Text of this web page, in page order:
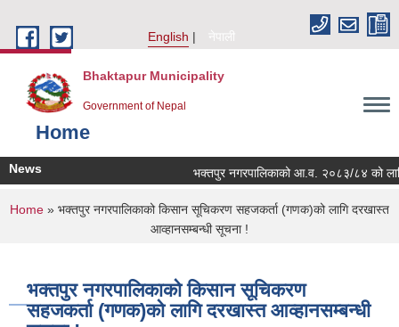
English
नेपाली
Bhaktapur Municipality
Government of Nepal
Home
News भक्तपुर नगरपालिकाको आ.व. २०८३/८४ को लागि
You are here
Home » भक्तपुर नगरपालिकाको किसान सूचिकरण सहजकर्ता (गणक)को लागि दरखास्त
आव्हानसम्बन्धी सूचना !
भक्तपुर नगरपालिकाको किसान सूचिकरण
सहजकर्ता (गणक)को लागि दरखास्त आव्हानसम्बन्धी